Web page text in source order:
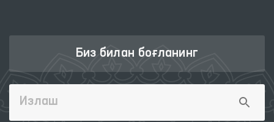
Биз билан боғланинг